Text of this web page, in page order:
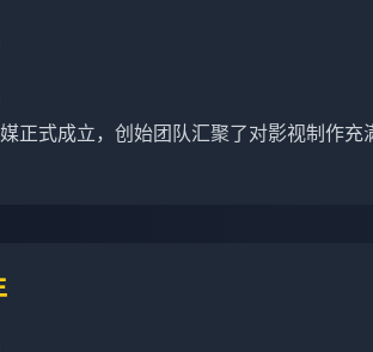
正式成立，创始团队汇聚了对影视制作